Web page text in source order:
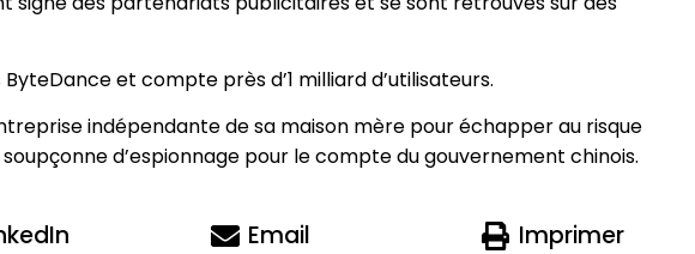
et compte près d’1 milliard d’utilisateurs.
indépendante de sa maison mère pour échapper au risque
d’espionnage pour le compte du gouvernement chinois.
Email Imprimer